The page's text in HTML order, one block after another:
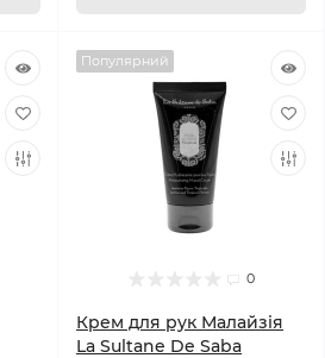
Популярний
0
Крем для рук Малайзія
La Sultane De Saba